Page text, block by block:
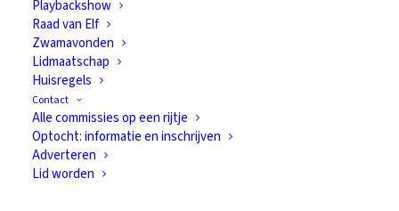
Playbackshow
Raad van Elf
Zwamavonden
Lidmaatschap
Huisregels
Contact
Alle commissies op een rijtje
Optocht: informatie en inschrijven
Adverteren
Lid worden
met Prins
Dionysos,
Adjudant Thaleia
en Adjudant
Laetitia